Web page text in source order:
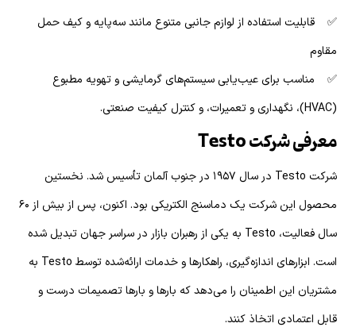
✅ قابلیت استفاده از لوازم جانبی متنوع مانند سه‌پایه و کیف حمل
مقاوم
✅ مناسب برای عیب‌یابی سیستم‌های گرمایشی و تهویه مطبوع
(HVAC)، نگهداری و تعمیرات، و کنترل کیفیت صنعتی.
معرفی شرکت Testo
شرکت Testo در سال ۱۹۵۷ در جنوب آلمان تأسیس شد. نخستین
محصول این شرکت یک دماسنج الکتریکی بود. اکنون، پس از بیش از ۶۰
سال فعالیت، Testo به یکی از رهبران بازار در سراسر جهان تبدیل شده
است. ابزارهای اندازه‌گیری، راهکارها و خدمات ارائه‌شده توسط Testo به
مشتریان این اطمینان را می‌دهد که بارها و بارها تصمیمات درست و
قابل اعتمادی اتخاذ کنند.